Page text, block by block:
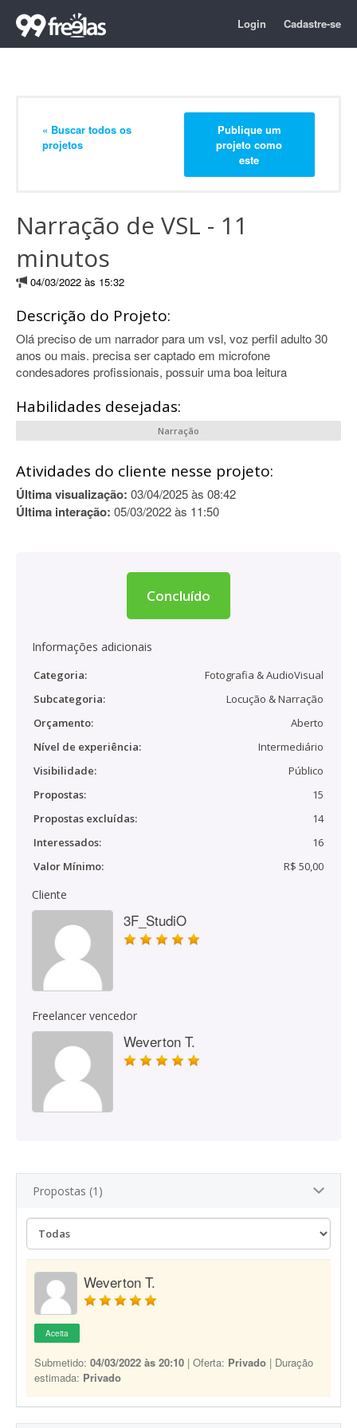
Login Cadastre-se
« Buscar todos os
projetos
Publique um
projeto como
este
Narração de VSL - 11
minutos
04/03/2022 às 15:32
Descrição do Projeto:
Olá preciso de um narrador para um vsl, voz perfil adulto 30
anos ou mais. precisa ser captado em microfone
condesadores profissionais, possuir uma boa leitura
Habilidades desejadas:
Narração
Atividades do cliente nesse projeto:
Última visualização: 03/04/2025 às 08:42
Última interação: 05/03/2022 às 11:50
Concluído
Informações adicionais
Categoria:
Fotografia & AudioVisual
Subcategoria:
Locução & Narração
Orçamento:
Aberto
Nível de experiência:
Intermediário
Visibilidade:
Público
Propostas:
15
Propostas excluídas:
14
Interessados:
16
Valor Mínimo:
R$ 50,00
Cliente
3F_StudiO
Freelancer vencedor
Weverton T.
Propostas (1)
Weverton T.
Aceita
Submetido: 04/03/2022 às 20:10 | Oferta: Privado | Duração
estimada: Privado